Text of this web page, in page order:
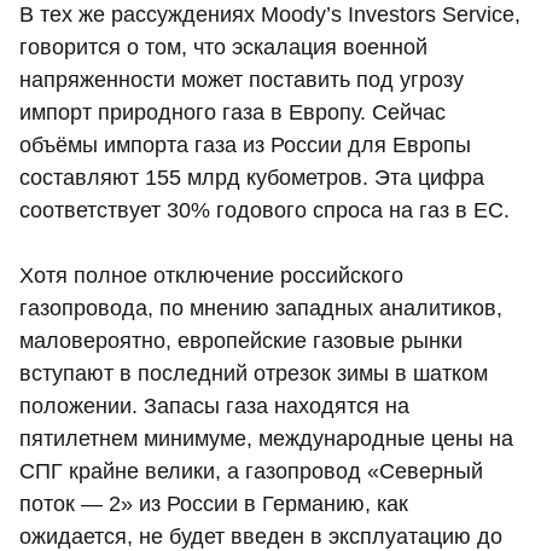
В тех же рассуждениях Moody’s Investors Service,
говорится о том, что эскалация военной
напряженности может поставить под угрозу
импорт природного газа в Европу. Сейчас
объёмы импорта газа из России для Европы
составляют 155 млрд кубометров. Эта цифра
соответствует 30% годового спроса на газ в ЕС.
Хотя полное отключение российского
газопровода, по мнению западных аналитиков,
маловероятно, европейские газовые рынки
вступают в последний отрезок зимы в шатком
положении. Запасы газа находятся на
пятилетнем минимуме, международные цены на
СПГ крайне велики, а газопровод «Северный
поток — 2» из России в Германию, как
ожидается, не будет введен в эксплуатацию до